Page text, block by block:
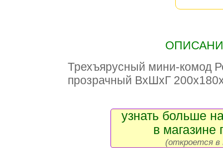
Трехъярусный мини-комод
прозрачный ВxШxГ
узнать больше
в магазине
(откроется в